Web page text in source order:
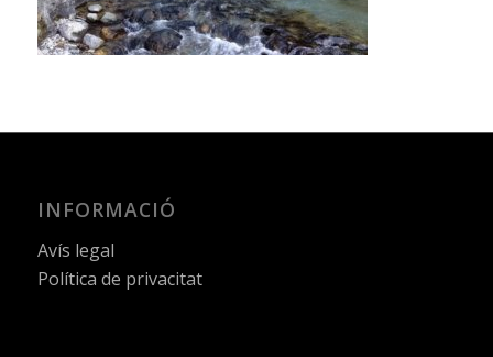
INFORMACIÓ
Avís legal
Política de privacitat